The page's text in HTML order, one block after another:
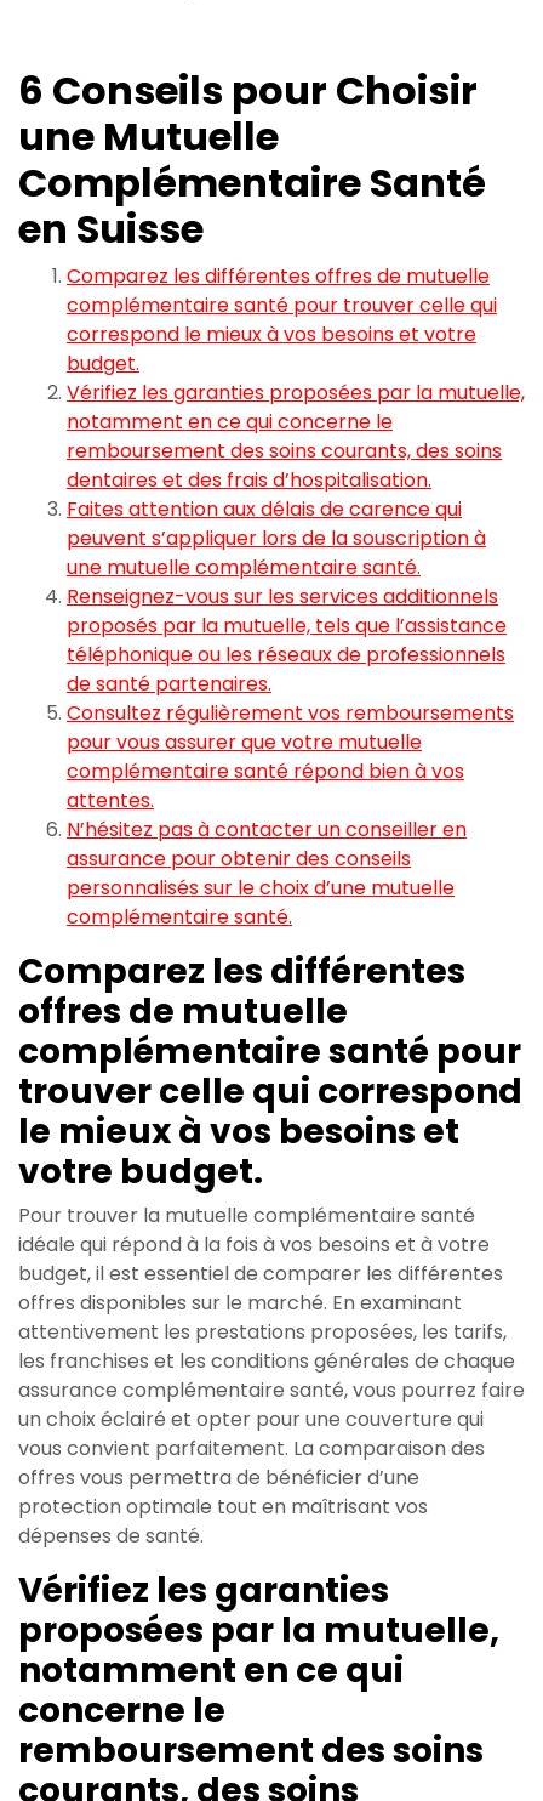
6 Conseils pour Choisir
une Mutuelle
Complémentaire Santé
en Suisse
Comparez les différentes offres de mutuelle
complémentaire santé pour trouver celle qui
correspond le mieux à vos besoins et votre
budget.
Vérifiez les garanties proposées par la mutuelle,
notamment en ce qui concerne le
remboursement des soins courants, des soins
dentaires et des frais d’hospitalisation.
Faites attention aux délais de carence qui
peuvent s’appliquer lors de la souscription à
une mutuelle complémentaire santé.
Renseignez-vous sur les services additionnels
proposés par la mutuelle, tels que l’assistance
téléphonique ou les réseaux de professionnels
de santé partenaires.
Consultez régulièrement vos remboursements
pour vous assurer que votre mutuelle
complémentaire santé répond bien à vos
attentes.
N’hésitez pas à contacter un conseiller en
assurance pour obtenir des conseils
personnalisés sur le choix d’une mutuelle
complémentaire santé.
Comparez les différentes
offres de mutuelle
complémentaire santé pour
trouver celle qui correspond
le mieux à vos besoins et
votre budget.
Pour trouver la mutuelle complémentaire santé
idéale qui répond à la fois à vos besoins et à votre
budget, il est essentiel de comparer les différentes
offres disponibles sur le marché. En examinant
attentivement les prestations proposées, les tarifs,
les franchises et les conditions générales de chaque
assurance complémentaire santé, vous pourrez faire
un choix éclairé et opter pour une couverture qui
vous convient parfaitement. La comparaison des
offres vous permettra de bénéficier d’une
protection optimale tout en maîtrisant vos
dépenses de santé.
Vérifiez les garanties
proposées par la mutuelle,
notamment en ce qui
concerne le
remboursement des soins
courants, des soins